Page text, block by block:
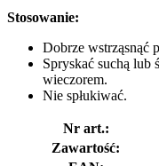
Stosowanie:
Dobrze wstrząsnąć
Spryskać suchą lub
wieczorem.
Nie spłukiwać.
Nr art.:
Zawartość: